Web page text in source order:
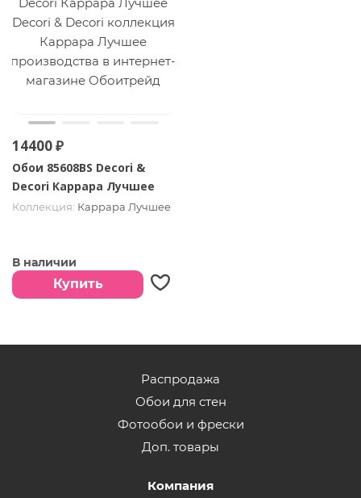
14400 ₽
Обои 85608BS Decori &
Decori Каррара Лучшее
Коллекция: Каррара Лучшее
В наличии
Купить
Распродажа
Обои для стен
Фотообои и фрески
Доп. товары
Компания